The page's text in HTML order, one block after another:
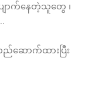
ောက်နေတဲ့သူတွေ ၊
ည်ဆောက်ထားပြီး